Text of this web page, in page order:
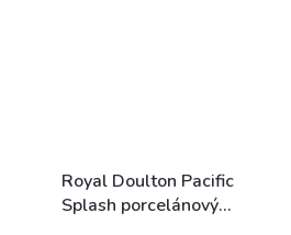
Royal Doulton Pacific
Splash porcelánový